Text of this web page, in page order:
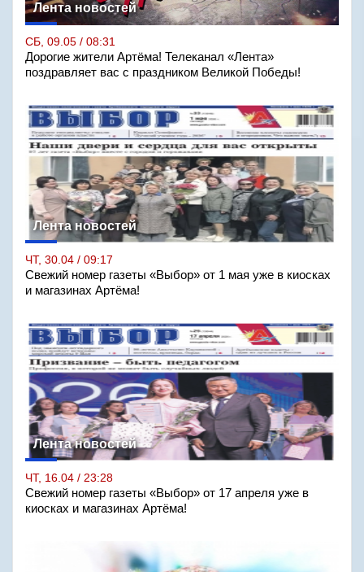
Лента новостей
СБ, 09.05 / 08:31
Дорогие жители Артёма! Телеканал «Лента»
поздравляет вас с праздником Великой Победы!
Лента новостей
ЧТ, 30.04 / 09:17
Свежий номер газеты «Выбор» от 1 мая уже в киосках
и магазинах Артёма!
Лента новостей
ЧТ, 16.04 / 23:28
Свежий номер газеты «Выбор» от 17 апреля уже в
киосках и магазинах Артёма!